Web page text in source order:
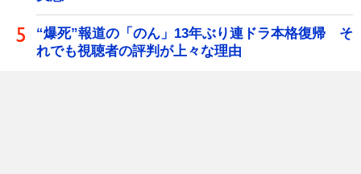
“爆死”報道の「のん」13年ぶり連ドラ本格復帰 そ
れでも視聴者の評判が上々な理由